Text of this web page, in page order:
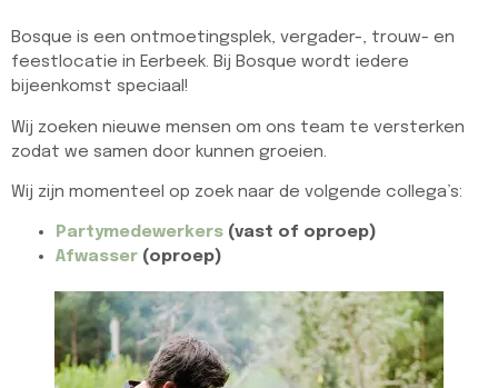
Bosque is een ontmoetingsplek, vergader-, trouw- en
feestlocatie in Eerbeek. Bij Bosque wordt iedere
bijeenkomst speciaal!
Wij zoeken nieuwe mensen om ons team te versterken
zodat we samen door kunnen groeien.
Wij zijn momenteel op zoek naar de volgende collega’s:
Partymedewerkers (vast of oproep)
Afwasser (oproep)